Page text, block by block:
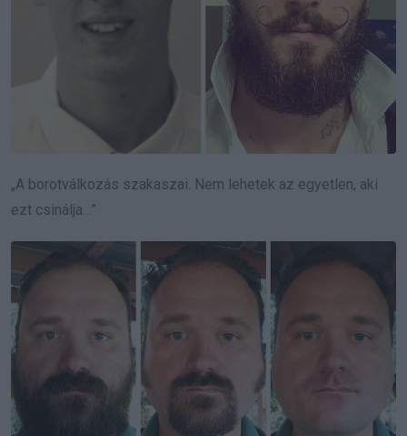
„A borotválkozás szakaszai. Nem lehetek az egyetlen, aki
ezt csinálja…”